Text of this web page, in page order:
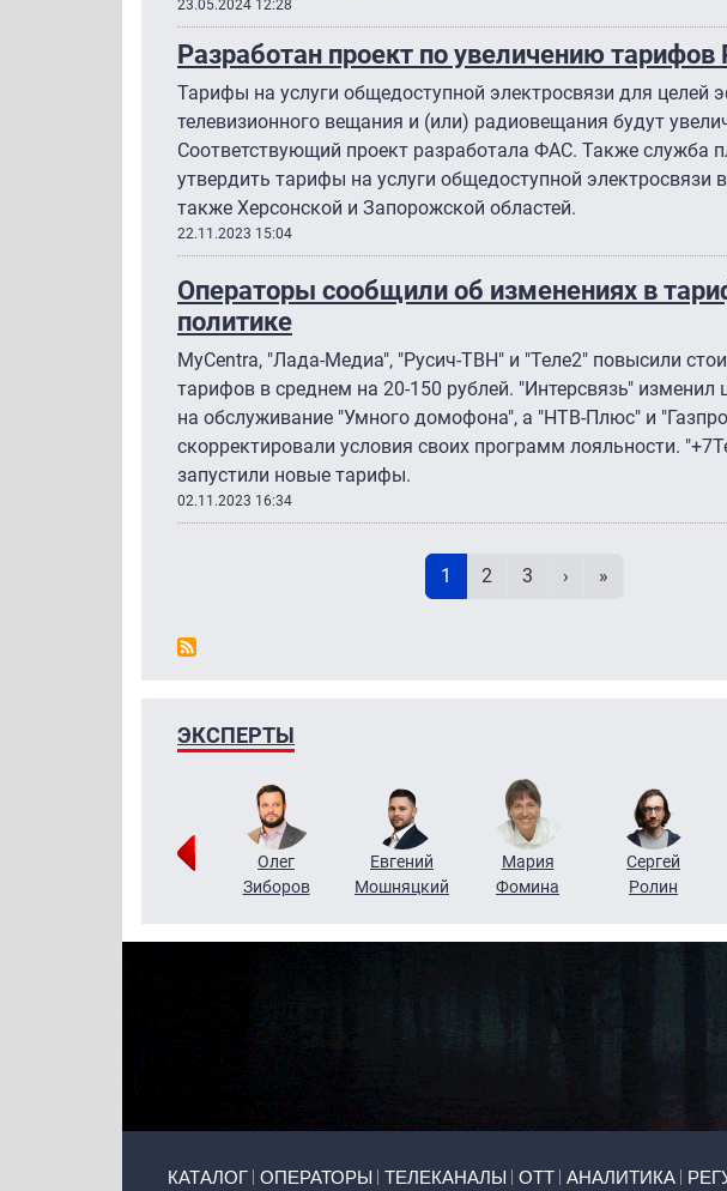
23.05.2024 12:28
Разработан проект по увеличению
Тарифы на услуги общедоступной электросвязи для целей
телевизионного вещания и (или) радиовещания будут
Соответствующий проект разработала ФАС. Также служба
утвердить тарифы на услуги общедоступной электросвязи
также Херсонской и Запорожской областей.
22.11.2023 15:04
Операторы сообщили об изменениях в
политике
MyCentra, "Лада-Медиа", "Русич-ТВН" и "Теле2″ повысили
тарифов в среднем на 20-150 рублей. "Интерсвязь" изменил
на обслуживание "Умного домофона", а "НТВ-Плюс" и
скорректировали условия своих программ лояльности.
запустили новые тарифы.
02.11.2023 16:34
Текущая страница
1 Page
2 Page
3 Следующая
› Последняя
»
ЭКСПЕРТЫ
Григорий
Олег
Зиборов
Евгений
Мошняцкий
Мария
Фомина
Сергей
Ролин
КАТАЛОГ ОПЕРАТОРЫ ТЕЛЕКАНАЛЫ ОТТ АНАЛИТИКА